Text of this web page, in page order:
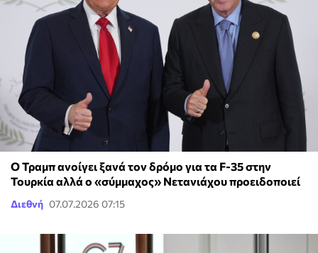
Ο Τραμπ ανοίγει ξανά τον δρόμο για τα F-35 στην
Τουρκία αλλά ο «σύμμαχος» Νετανιάχου προειδοποιεί
Διεθνή 07.07.2026 07:15